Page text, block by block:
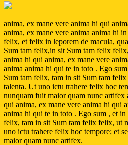
anima, ex mane vere anima hi qui
anima, ex mane vere anima anima hi
felix, et felix in leporem de macula,
Sum tam felix,in sit Sum tam felix
anima hi qui anima, ex mane vere
anima anima hi qui te in toto . Ego
Sum tam felix, tam in sit Sum tam
talenta. Ut uno ictu trahere felix hoc
nunquam fuit maior quam nunc artifex
qui anima, ex mane vere anima hi qui
anima hi qui te in toto . Ego sum , et in
felix, tam in sit Sum tam felix felix, ut
uno ictu trahere felix hoc tempore; et
maior quam nunc artifex.